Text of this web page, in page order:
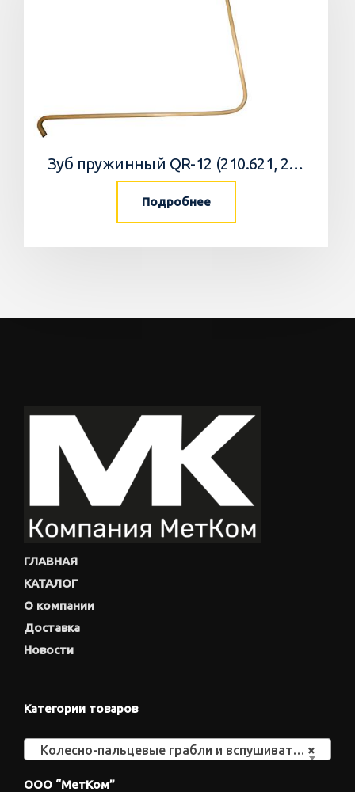
Зуб пружинный QR-12 (210.621, 2299150) ГВ -3,4 Sitrex, АЗАС, Навигатор
Подробнее
ГЛАВНАЯ
КАТАЛОГ
О компании
Доставка
Новости
Категории товаров
×
Колесно-пальцевые грабли и вспушиватели
ООО “МетКом”